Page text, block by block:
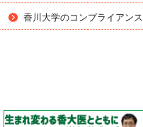
香川大学のコンプライアンス